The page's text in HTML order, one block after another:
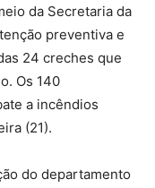
da Secretaria da
preventiva e
24 creches que
Os 140
a incêndios
(21).
do departamento